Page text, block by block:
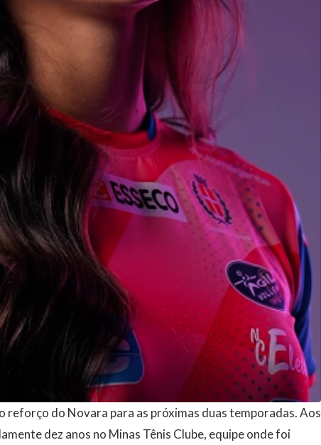
reforço do Novara para as próximas duas temporadas. Aos
dez anos no Minas Tênis Clube, equipe onde foi